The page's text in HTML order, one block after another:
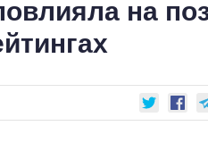
ЭКОНОМИКА ОБЩЕСТВО
КОМИТЕТЫ ФРАКЦИИ
на